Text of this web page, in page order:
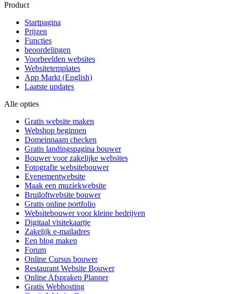
Product
Startpagina
Prijzen
Functies
beoordelingen
Voorbeelden websites
Websitetemplates
App Markt (English)
Laatste updates
Alle opties
Gratis website maken
Webshop beginnen
Domeinnaam checken
Gratis landingspagina bouwer
Bouwer voor zakelijke websites
Fotografie websitebouwer
Evenementwebsite
Maak een muziekwebsite
Bruiloftwebsite bouwer
Gratis online portfolio
Websitebouwer voor kleine bedrijven
Digitaal visitekaartje
Zakelijk e-mailadres
Een blog maken
Forum
Online Cursus bouwer
Restaurant Website Bouwer
Online Afspraken Planner
Gratis Webhosting